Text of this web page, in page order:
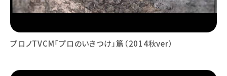
プロノTVCM「プロのいきつけ」篇（2014秋ver）